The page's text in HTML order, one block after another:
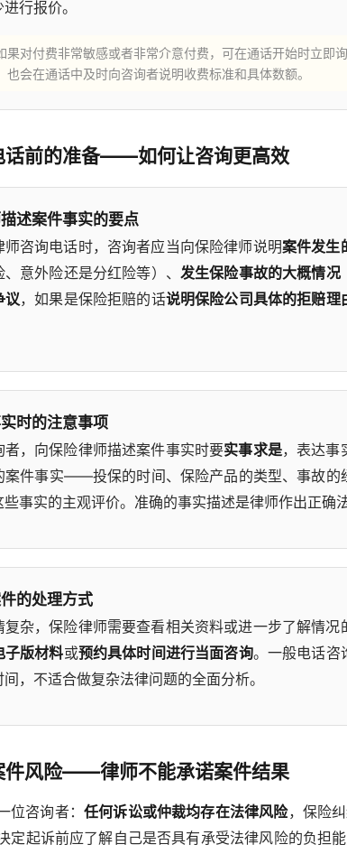
行报价。
果对付费非常敏感或者非常介意付费，可在通话开始时立即
也会在通话中及时向咨询者说明收费标准和具体数额。
话前的准备——如何让咨询更高效
述案件事实的要点
师咨询电话时，咨询者应当向保险律师说明案件发生
、意外险还是分红险等）、 发生保险事故的大概情况
议，如果是保险拒赔的话说明保险公司具体的拒赔理
时的注意事项
者，向保险律师描述案件事实时要实事求是，表达事
案件事实——投保的时间、保险产品的类型、事故
事实的主观评价。准确的事实描述是律师作出正确
的处理方式
复杂，保险律师需要查看相关资料或进一步了解情况
子版材料或预约具体时间进行当面咨询。一般电话咨
，不适合做复杂法律问题的全面分析。
件风险——律师不能承诺案件结果
位咨询者： 任何诉讼或仲裁均存在法律风险，保险
定起诉前应了解自己是否具有承受法律风险的负担能